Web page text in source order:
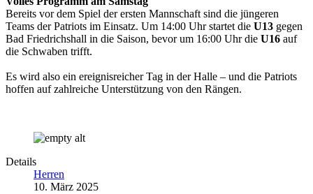
Bereits vor dem Spiel der ersten Mannschaft sind die jüngeren
Teams der Patriots im Einsatz. Um 14:00 Uhr startet die U13 gegen
Bad Friedrichshall in die Saison, bevor um 16:00 Uhr die U16 auf
die Schwaben trifft.
Es wird also ein ereignisreicher Tag in der Halle – und die Patriots
hoffen auf zahlreiche Unterstützung von den Rängen.
Details
Herren
10. März 2025